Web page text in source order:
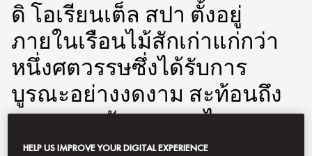
ดิ โอเรียนเต็ล สปา ตั้งอยู่
ภายในเรือนไม้สักเก่าแก่กว่า
หนึ่งศตวรรษซึ่งได้รับการ
บูรณะอย่างงดงาม สะท้อนถึง
มรดกทางวัฒนธรรมไทยและ
จิตวิญญาณแห่งการดูแล
HELP US IMPROVE YOUR DIGITAL EXPERIENCE